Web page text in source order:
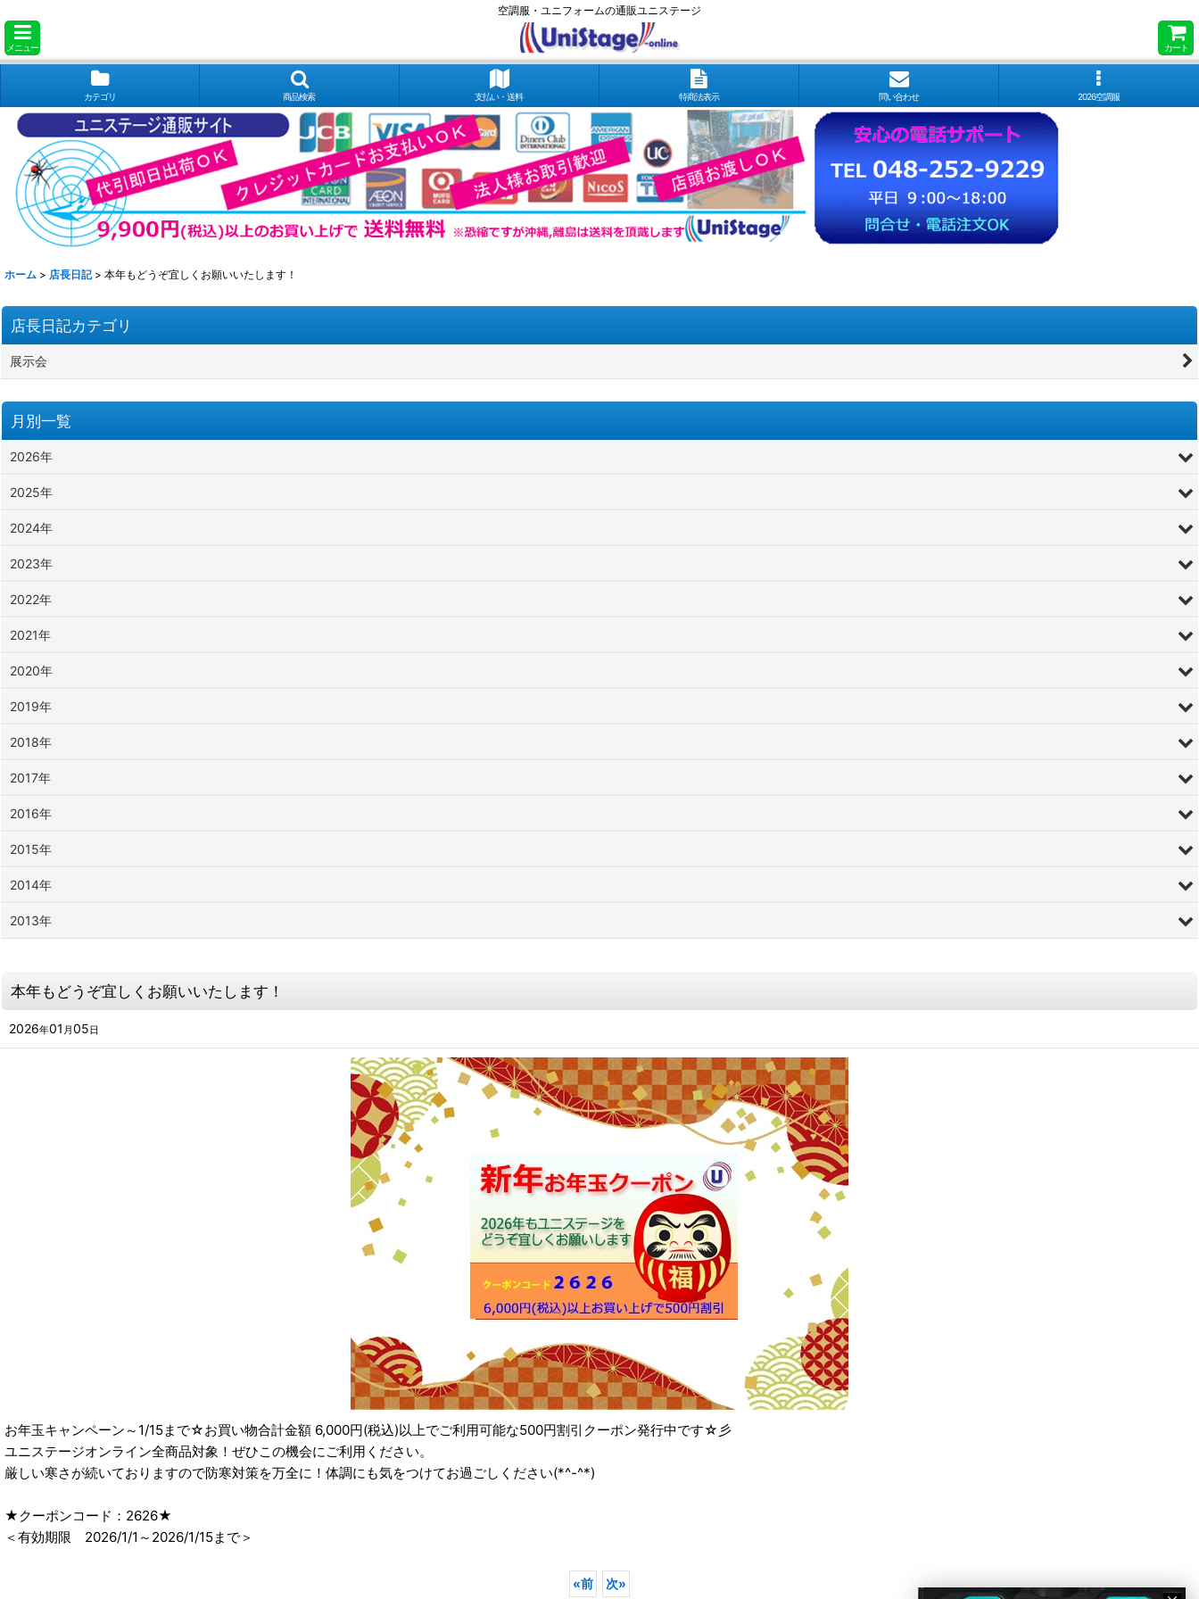
空調服・ユニフォームの通販ユニステージ
メニュー カート
カテゴリ 商品検索 支払い・送料 特商法表示 問い合わせ 2026空調服
ホーム > 店長日記 > 本年もどうぞ宜しくお願いいたします！
本年もどうぞ宜しくお願いいたします！
2026年01 月05日
お年玉キャンペーン～1/15まで☆お買い物合計金額 6,000円(税込)以上でご利用可能な500円割引クーポン発行中です☆彡
ユニステージオンライン全商品対象！ぜひこの機会にご利用ください。
厳しい寒さが続いておりますので防寒対策を万全に！体調にも気をつけてお過ごしください(*^-^*)
★クーポンコード：2626★
＜有効期限 2026/1/1～2026/1/15まで＞
«前 次»
店長日記カテゴリ
展示会
月別一覧
2026年
2025年
2024年
2023年
2022年
2021年
2020年
2019年
2018年
2017年
2016年
2015年
2014年
2013年